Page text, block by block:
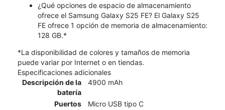
¿Qué opciones de espacio de almacenamiento
ofrece el Samsung Galaxy S25 FE? El Galaxy S25
FE ofrece 1 opción de memoria de almacenamiento:
128 GB.*
*La disponibilidad de colores y tamaños de memoria
puede variar por Internet o en tiendas.
Especificaciones adicionales
Descripción de la
batería
4900 mAh
Puertos
Micro USB tipo C